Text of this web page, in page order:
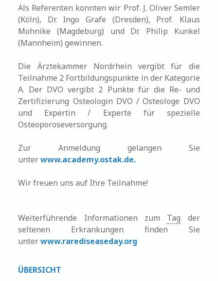
Als Referenten konnten wir Prof. J. Oliver Semler
(Köln), Dr. Ingo Grafe (Dresden), Prof. Klaus
Mohnike (Magdeburg) und Dr. Philip Kunkel
(Mannheim) gewinnen.
Die Ärztekammer Nordrhein vergibt für die
Teilnahme 2 Fortbildungspunkte in der Kategorie
A. Der DVO vergibt 2 Punkte für die Re- und
Zertifizierung Osteologin DVO / Osteologe DVO
und Expertin / Experte für spezielle
Osteoporoseversorgung.
Zur Anmeldung gelangen Sie
unterwww.academy.ostak.de.
Wir freuen uns auf Ihre Teilnahme!
Weiterführende Informationen zum Tag der
seltenen Erkrankungen finden Sie
unterwww.rarediseaseday.org
ÜBERSICHT